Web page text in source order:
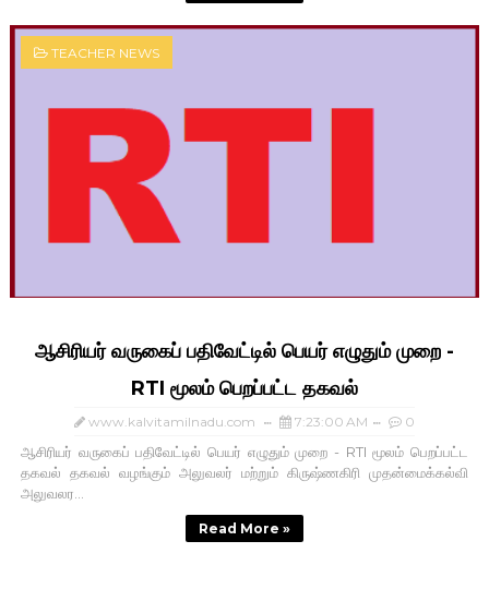
TEACHER NEWS
ஆசிரியர் வருகைப் பதிவேட்டில் பெயர் எழுதும் முறை -
RTI மூலம் பெறப்பட்ட தகவல்
www.kalvitamilnadu.com 7:23:00 AM 0
ஆசிரியர் வருகைப் பதிவேட்டில் பெயர் எழுதும் முறை - RTI மூலம் பெறப்பட்ட
தகவல் தகவல் வழங்கும் அலுவலர் மற்றும் கிருஷ்ணகிரி முதன்மைக்கல்வி
அலுவலர...
Read More »